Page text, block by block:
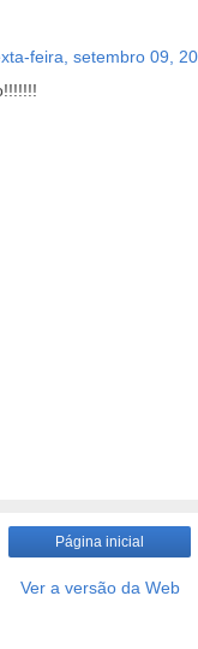
feira, setembro 09,
Página inicial
Ver a versão da Web